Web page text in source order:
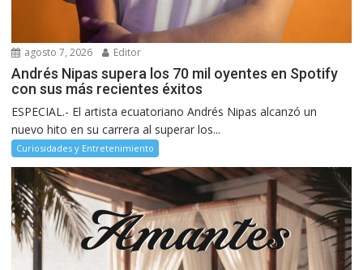
agosto 7, 2026 Editor
Andrés Nipas supera los 70 mil oyentes en Spotify
con sus más recientes éxitos
ESPECIAL.- El artista ecuatoriano Andrés Nipas alcanzó un
nuevo hito en su carrera al superar los...
Curiosidades y Entretenimiento